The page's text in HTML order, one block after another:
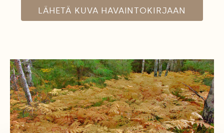
LÄHETÄ KUVA HAVAINTOKIRJAAN